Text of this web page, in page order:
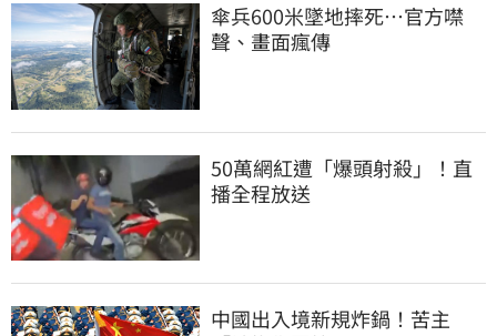
傘兵600米墜地摔死…官方噤
聲、畫面瘋傳
50萬網紅遭「爆頭射殺」！直
播全程放送
中國出入境新規炸鍋！苦主